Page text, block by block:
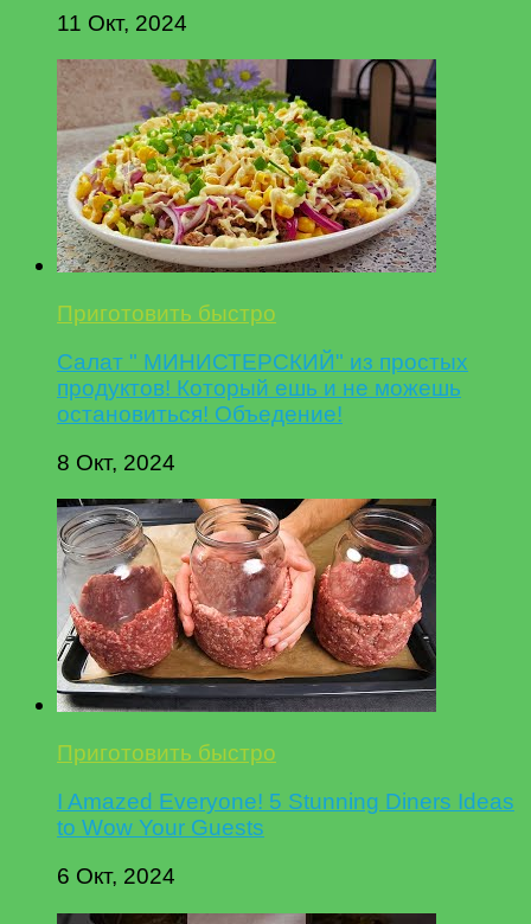
11 Окт, 2024
Приготовить быстро
Салат " МИНИСТЕРСКИЙ" из простых
продуктов! Который ешь и не можешь
остановиться! Объедение!
8 Окт, 2024
Приготовить быстро
I Amazed Everyone! 5 Stunning Diners Ideas
to Wow Your Guests
6 Окт, 2024